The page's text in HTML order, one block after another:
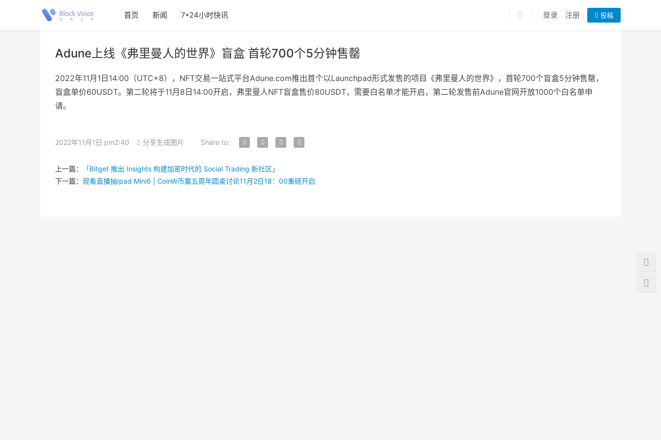
首页 新闻 7*24小时快讯 登录 注册 投稿
Adune上线《弗里曼人的世界》盲盒 首轮700个5分钟售罄
2022年11月1日14:00（UTC+8），NFT交易一站式平台Adune.com推出首个以Launchpad形式发售的项目《弗里曼人的世界》，首轮700个盲盒5分钟售罄，
盲盒单价60USDT。第二轮将于11月8日14:00开启，弗里曼人NFT盲盒售价80USDT，需要白名单才能开启，第二轮发售前Adune官网开放1000个白名单申
请。
2022年11月1日 pm2:40 分享生成图片 Share to:
上一篇：
「Bitget 推出 Insights 构建加密时代的 Social Trading 新社区」
下一篇： 观看直播抽Ipad Mini6 | CoinW币赢五周年圆桌讨论11月2日18：00重磅开启